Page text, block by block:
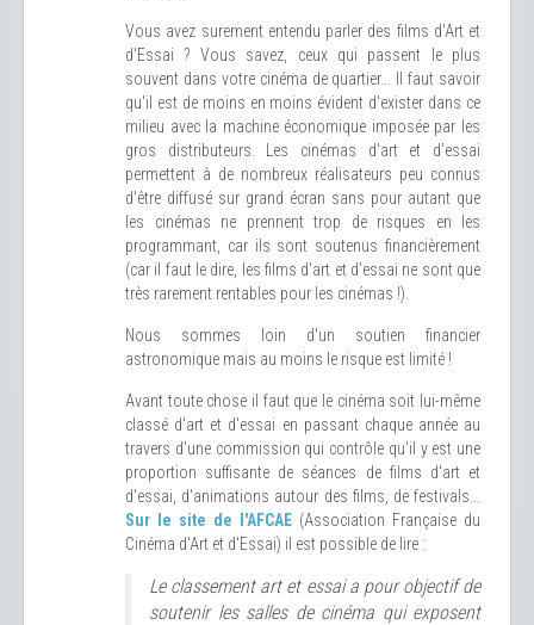
Vous avez surement entendu parler des films d'Art et
d'Essai ? Vous savez, ceux qui passent le plus
souvent dans votre cinéma de quartier... Il faut savoir
qu'il est de moins en moins évident d'exister dans ce
milieu avec la machine économique imposée par les
gros distributeurs. Les cinémas d'art et d'essai
permettent à de nombreux réalisateurs peu connus
d'être diffusé sur grand écran sans pour autant que
les cinémas ne prennent trop de risques en les
programmant, car ils sont soutenus financièrement
(car il faut le dire, les films d'art et d'essai ne sont que
très rarement rentables pour les cinémas !).
Nous sommes loin d'un soutien financier
astronomique mais au moins le risque est limité !
Avant toute chose il faut que le cinéma soit lui-même
classé d'art et d'essai en passant chaque année au
travers d'une commission qui contrôle qu'il y est une
proportion suffisante de séances de films d'art et
d'essai, d'animations autour des films, de festivals...
Sur le site de l'AFCAE (Association Française du
Cinéma d'Art et d'Essai) il est possible de lire :
Le classement art et essai a pour objectif de
soutenir les salles de cinéma qui exposent